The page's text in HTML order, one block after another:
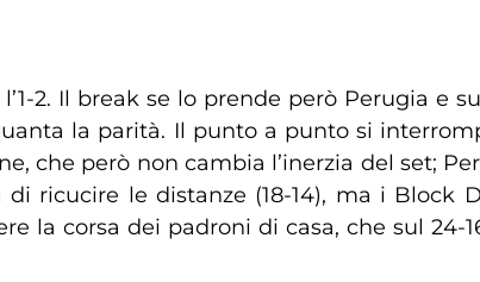
2. Il break se lo prende però Perugia e
la parità. Il punto a punto si
che però non cambia l’inerzia del set;
ricucire le distanze (18-14), ma i Block
la corsa dei padroni di casa, che sul 24-